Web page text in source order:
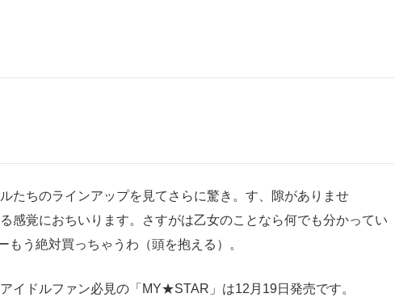
たちのラインアップを見てさらに驚き。す、隙がありませ
覚におちいります。さすがは乙女のことなら何でも分かってい
もう絶対買っちゃうわ（頭を抱える）。
イドルファン必見の「MY★STAR」は12月19日発売です。